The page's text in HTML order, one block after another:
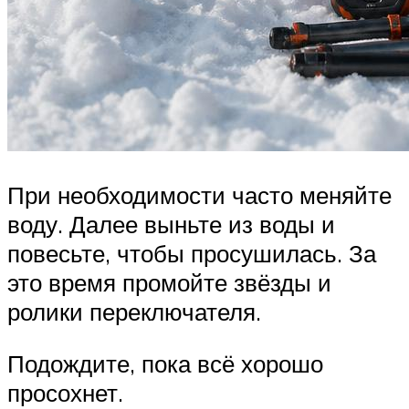
При необходимости часто меняйте
воду. Далее выньте из воды и
повесьте, чтобы просушилась. За
это время промойте звёзды и
ролики переключателя.
Подождите, пока всё хорошо
просохнет.